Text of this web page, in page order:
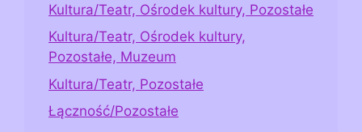
Kultura/Teatr, Ośrodek kultury, Pozostałe
Kultura/Teatr, Ośrodek kultury,
Pozostałe, Muzeum
Kultura/Teatr, Pozostałe
Łączność/Pozostałe